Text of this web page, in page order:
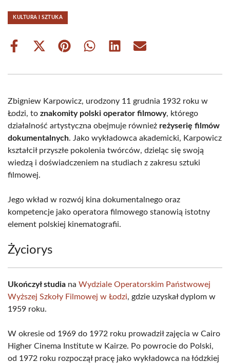
KULTURA I SZTUKA
Share
Share
(Twitter)
Share Share Share Share
Zbigniew Karpowicz, urodzony 11 grudnia 1932 roku w
Łodzi, to znakomity polski operator filmowy, którego
działalność artystyczna obejmuje również reżyserię filmów
dokumentalnych. Jako wykładowca akademicki, Karpowicz
kształcił przyszłe pokolenia twórców, dzieląc się swoją
wiedzą i doświadczeniem na studiach z zakresu sztuki
filmowej.
Jego wkład w rozwój kina dokumentalnego oraz
kompetencje jako operatora filmowego stanowią istotny
element polskiej kinematografii.
Życiorys
Ukończył studia na Wydziale Operatorskim Państwowej
Wyższej Szkoły Filmowej w Łodzi, gdzie uzyskał dyplom w
1959 roku.
W okresie od 1969 do 1972 roku prowadził zajęcia w Cairo
Higher Cinema Institute w Kairze. Po powrocie do Polski,
od 1972 roku rozpoczął pracę jako wykładowca na łódzkiej